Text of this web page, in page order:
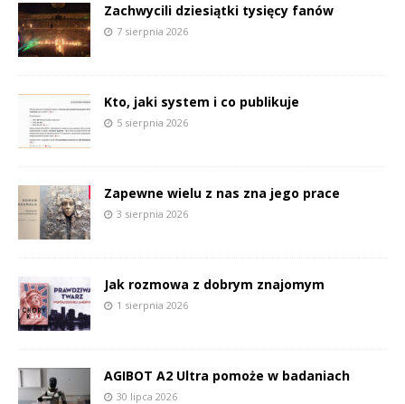
Zachwycili dziesiątki tysięcy fanów
7 sierpnia 2026
Kto, jaki system i co publikuje
5 sierpnia 2026
Zapewne wielu z nas zna jego prace
3 sierpnia 2026
Jak rozmowa z dobrym znajomym
1 sierpnia 2026
AGIBOT A2 Ultra pomoże w badaniach
30 lipca 2026